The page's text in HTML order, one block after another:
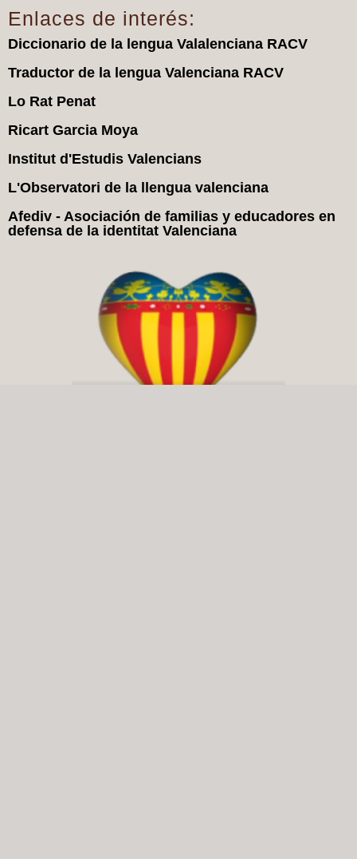
Enlaces de interés:
Diccionario de la lengua Valalenciana RACV
Traductor de la lengua Valenciana RACV
Lo Rat Penat
Ricart Garcia Moya
Institut d'Estudis Valencians
L'Observatori de la llengua valenciana
Afediv - Asociación de familias y educadores en
defensa de la identitat Valenciana